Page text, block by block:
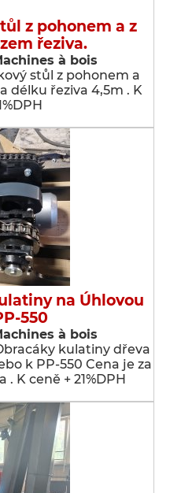
z pohonem a z
řeziva.
à bois
stůl z pohonem a
délku řeziva 4,5m . K
na Úhlovou
550
à bois
kulatiny dřeva
k PP-550 Cena je za
K ceně + 21%DPH